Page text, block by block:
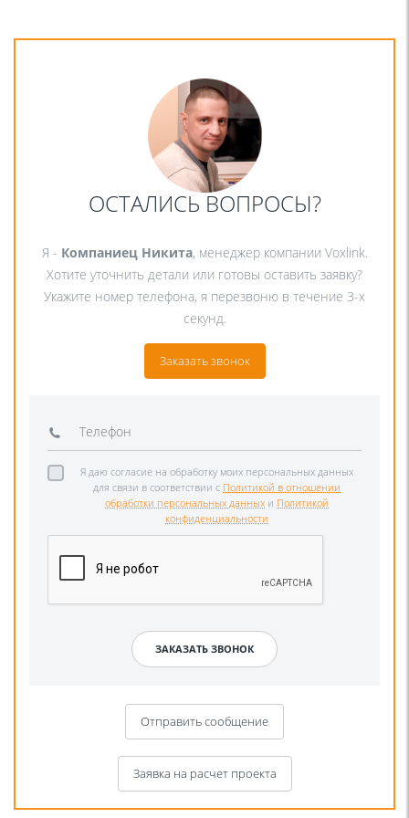
ОСТАЛИСЬ ВОПРОСЫ?
Я - Компаниец Никита, менеджер компании Voxlink.
Хотите уточнить детали или готовы оставить заявку?
Укажите номер телефона, я перезвоню в течение 3-х
секунд.
Заказать звонок
Я даю согласие на обработку моих персональных данных
для связи в соответствии с Политикой в отношении
обработки персональных данных и Политикой
конфиденциальности
Отправить сообщение
Заявка на расчет проекта